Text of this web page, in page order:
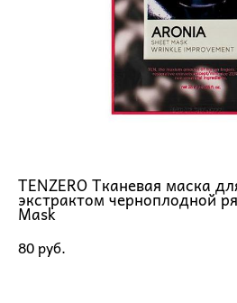
TENZERO Тканевая маска
экстрактом черноплодной
Mask
80 pуб.